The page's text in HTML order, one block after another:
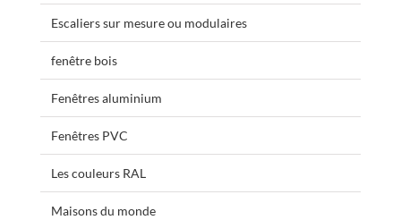
Escaliers sur mesure ou modulaires
fenêtre bois
Fenêtres aluminium
Fenêtres PVC
Les couleurs RAL
Maisons du monde